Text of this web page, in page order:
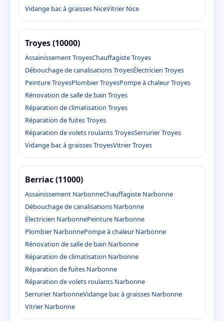
Vidange bac à graisses NiceVitrier Nice
Troyes (10000)
Assainissement TroyesChauffagiste Troyes
Débouchage de canalisations TroyesÉlectricien Troyes
Peinture TroyesPlombier TroyesPompe à chaleur Troyes
Rénovation de salle de bain Troyes
Réparation de climatisation Troyes
Réparation de fuites Troyes
Réparation de volets roulants TroyesSerrurier Troyes
Vidange bac à graisses TroyesVitrier Troyes
Berriac (11000)
Assainissement NarbonneChauffagiste Narbonne
Débouchage de canalisations Narbonne
Électricien NarbonnePeinture Narbonne
Plombier NarbonnePompe à chaleur Narbonne
Rénovation de salle de bain Narbonne
Réparation de climatisation Narbonne
Réparation de fuites Narbonne
Réparation de volets roulants Narbonne
Serrurier NarbonneVidange bac à graisses Narbonne
Vitrier Narbonne